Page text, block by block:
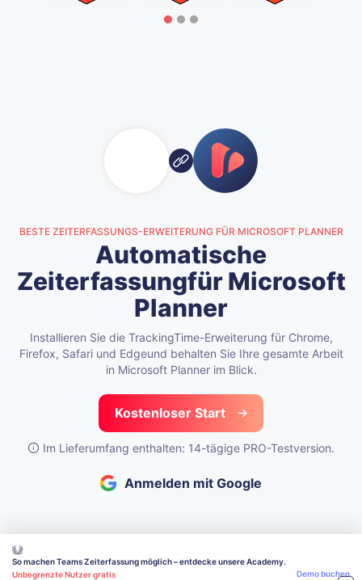
BESTE ZEITERFASSUNGS-ERWEITERUNG FÜR MICROSOFT PLANNER
Automatische
Zeiterfassungfür Microsoft
Planner
Installieren Sie die TrackingTime-Erweiterung für Chrome,
Firefox, Safari und Edgeund behalten Sie Ihre gesamte Arbeit
in Microsoft Planner im Blick.
Kostenloser Start
Im Lieferumfang enthalten: 14-tägige PRO-Testversion.
Anmelden mit Google
So machen Teams Zeiterfassung möglich – entdecke unsere Academy.
Unbegrenzte Nutzer gratis
Demo buchen